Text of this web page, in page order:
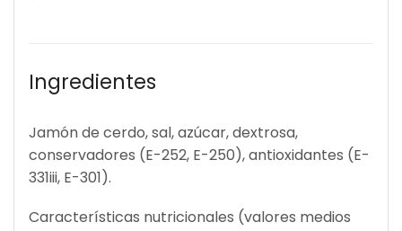
Ingredientes
Jamón de cerdo, sal, azúcar, dextrosa,
conservadores (E-252, E-250), antioxidantes (E-
331iii, E-301).
Características nutricionales (valores medios